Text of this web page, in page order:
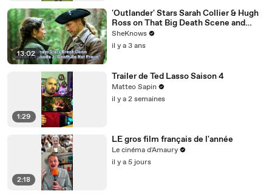
13:02
'Outlander' Stars Sarah Collier & Hugh
Ross on That Big Death Scene and
Working with Sam Heughan & Caitríona
Balfe
SheKnows
il y a 3 ans
1:29
Trailer de Ted Lasso Saison 4
Matteo Sapin
il y a 2 semaines
2:18
LE gros film français de l'année
Le cinéma d'Amaury
il y a 5 jours